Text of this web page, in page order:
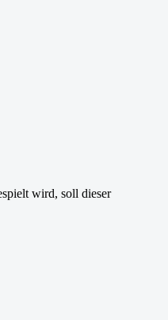
wird, soll dieser